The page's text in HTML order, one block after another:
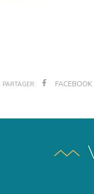
PARTAGER: FACEBOOK